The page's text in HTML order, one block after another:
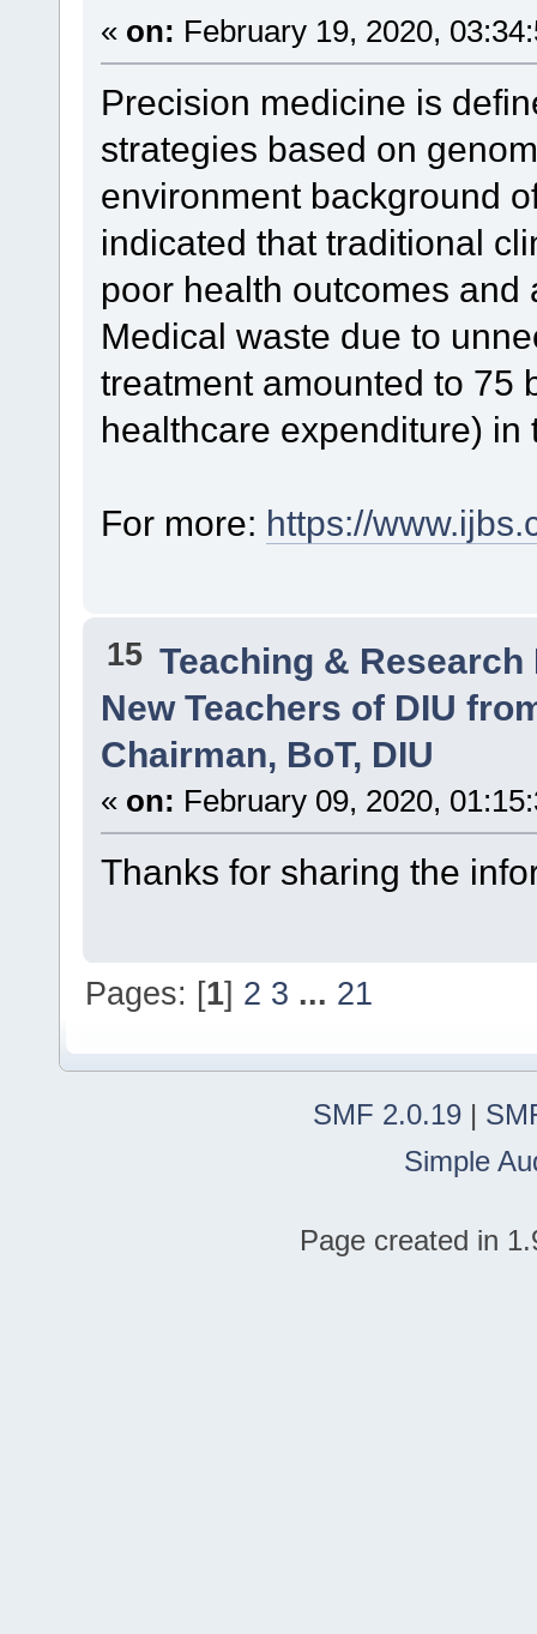
« on: February 19, 2020,
Precision medicine is
strategies based on
environment background
indicated that traditional
poor health outcomes
Medical waste due to
treatment amounted to 75
healthcare expenditure) in
For more: https://
15 Teaching &
New Teachers of DIU
Chairman, BoT, DIU
« on: February 09, 2020,
Thanks for sharing the
Pages: [1] 2 3 ... 21
SMF 2.0.19 |
Simple
Page created in